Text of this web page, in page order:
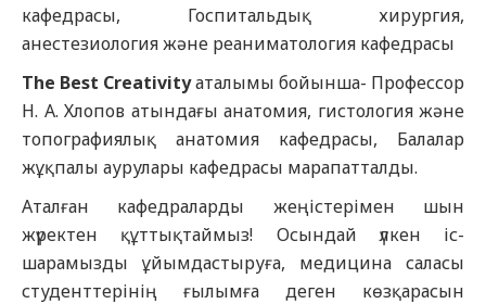
кафедрасы, Госпитальдық хирургия,
анестезиология және реаниматология кафедрасы
The Best Creativityаталымы бойынша- Профессор
Н. А. Хлопов атындағы анатомия, гистология және
топографиялық анатомия кафедрасы, Балалар
жұқпалы аурулары кафедрасы марапатталды.
Аталған кафедраларды жеңістерімен шын
жүректен құттықтаймыз! Осындай үлкен іс-
шарамызды ұйымдастыруға, медицина саласы
студенттерінің ғылымға деген көзқарасын